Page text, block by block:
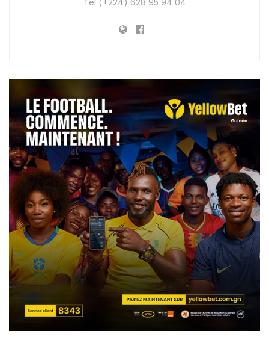
Tel (+224) 628 95 94 04